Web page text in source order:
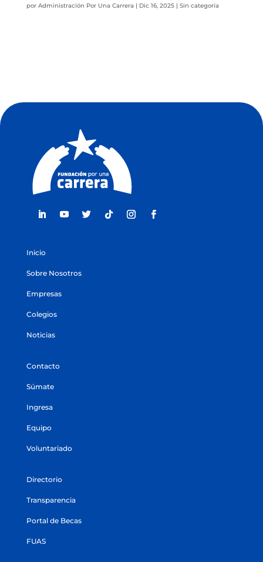
por Administración Por Una Carrera | Dic 16, 2025| Sin categoría
Inicio
Sobre Nosotros
Empresas
Colegios
Noticias
Contacto
Súmate
Ingresa
Equipo
Voluntariado
Directorio
Transparencia
Portal de Becas
FUAS